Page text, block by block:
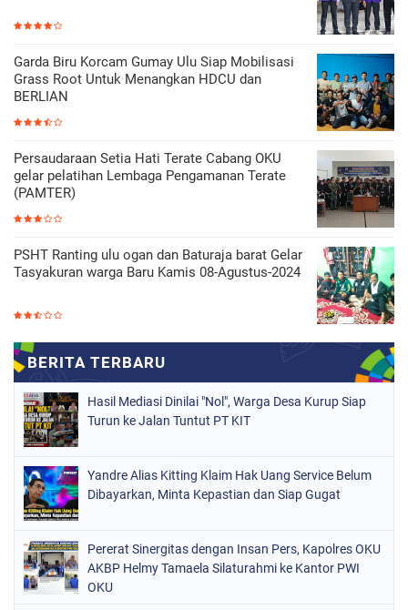
Garda Biru Korcam Gumay Ulu Siap Mobilisasi
Grass Root Untuk Menangkan HDCU dan
BERLIAN
Persaudaraan Setia Hati Terate Cabang OKU
gelar pelatihan Lembaga Pengamanan Terate
(PAMTER)
PSHT Ranting ulu ogan dan Baturaja barat Gelar
Tasyakuran warga Baru Kamis 08-Agustus-2024
Hasil Mediasi Dinilai "Nol", Warga Desa Kurup Siap
Turun ke Jalan Tuntut PT KIT
Yandre Alias Kitting Klaim Hak Uang Service Belum
Dibayarkan, Minta Kepastian dan Siap Gugat
Pererat Sinergitas dengan Insan Pers, Kapolres OKU
AKBP Helmy Tamaela Silaturahmi ke Kantor PWI
OKU